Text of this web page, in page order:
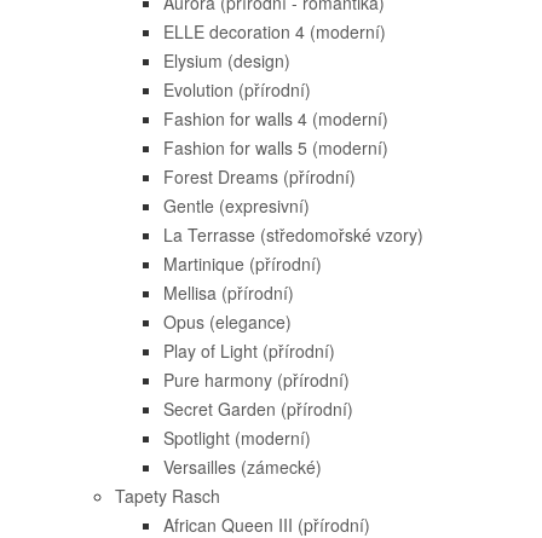
ELLE decoration 4 (moderní)
Elysium (design)
Evolution (přírodní)
Fashion for walls 4 (moderní)
Fashion for walls 5 (moderní)
Forest Dreams (přírodní)
Gentle (expresivní)
La Terrasse (středomořské vzory)
Martinique (přírodní)
Mellisa (přírodní)
Opus (elegance)
Play of Light (přírodní)
Pure harmony (přírodní)
Secret Garden (přírodní)
Spotlight (moderní)
Versailles (zámecké)
Tapety Rasch
African Queen III (přírodní)